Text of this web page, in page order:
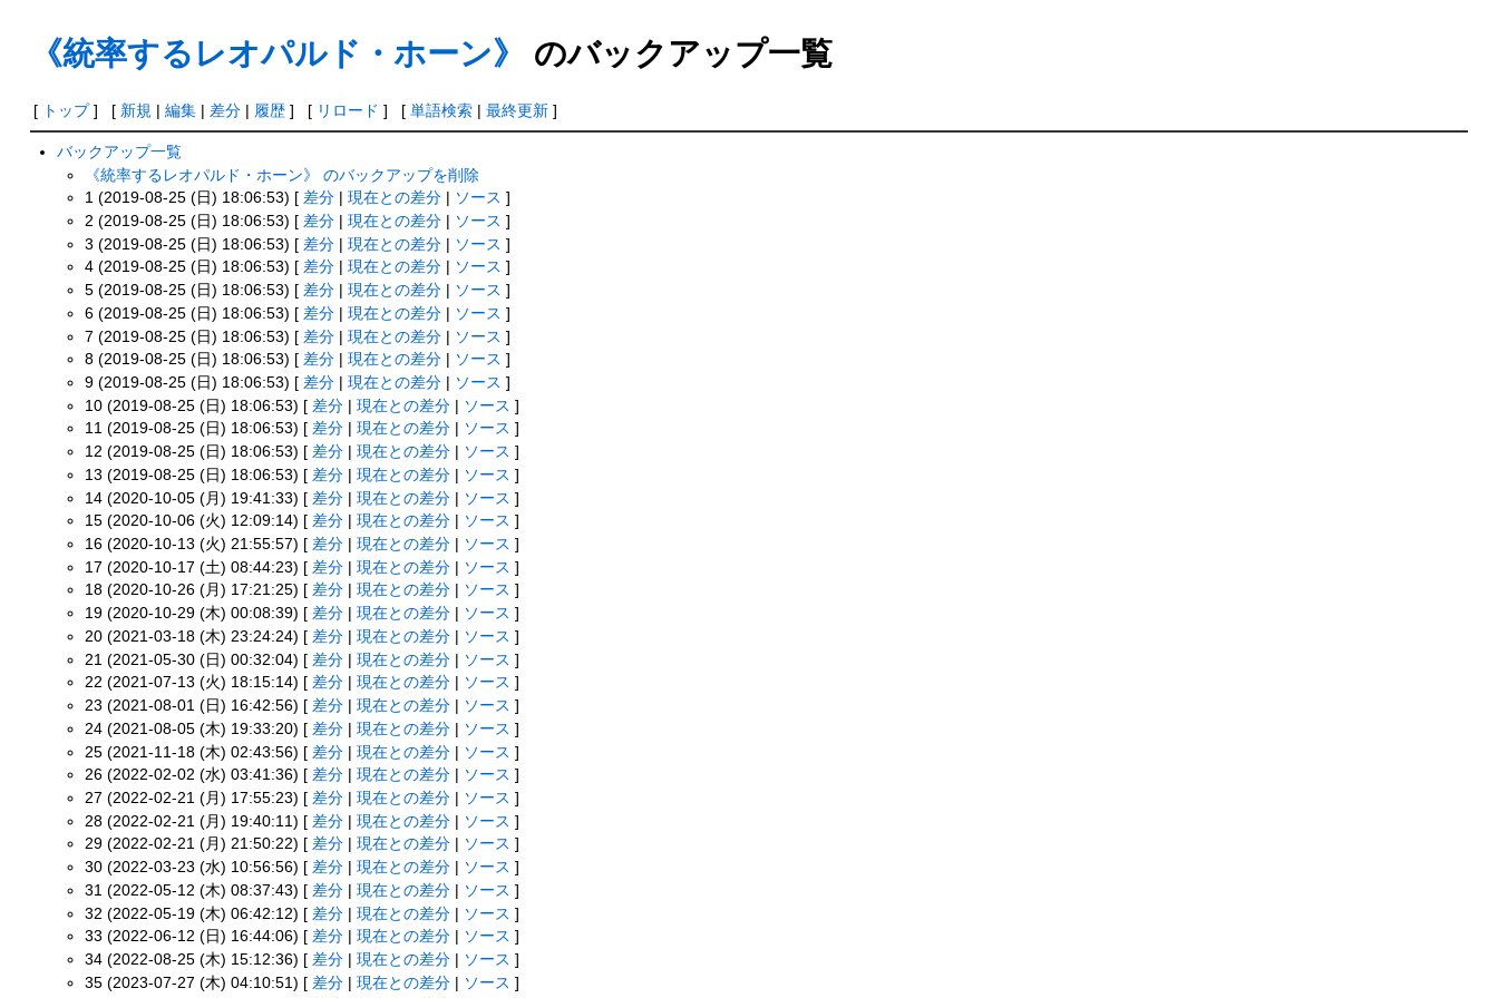
《統率するレオパルド・ホーン》 のバックアップ一覧
[ トップ] [ 新規| 編集| 差分| 履歴] [ リロード ] [ 単語検索| 最終更新]
バックアップ一覧
《統率するレオパルド・ホーン》 のバックアップを削除
1 (2019-08-25 (日) 18:06:53) [ 差分| 現在との差分| ソース ]
2 (2019-08-25 (日) 18:06:53) [ 差分| 現在との差分| ソース ]
3 (2019-08-25 (日) 18:06:53) [ 差分| 現在との差分| ソース ]
4 (2019-08-25 (日) 18:06:53) [ 差分| 現在との差分| ソース ]
5 (2019-08-25 (日) 18:06:53) [ 差分| 現在との差分| ソース ]
6 (2019-08-25 (日) 18:06:53) [ 差分| 現在との差分| ソース ]
7 (2019-08-25 (日) 18:06:53) [ 差分| 現在との差分| ソース ]
8 (2019-08-25 (日) 18:06:53) [ 差分| 現在との差分| ソース ]
9 (2019-08-25 (日) 18:06:53) [ 差分| 現在との差分| ソース ]
10 (2019-08-25 (日) 18:06:53) [ 差分| 現在との差分| ソース ]
11 (2019-08-25 (日) 18:06:53) [ 差分| 現在との差分| ソース ]
12 (2019-08-25 (日) 18:06:53) [ 差分| 現在との差分| ソース ]
13 (2019-08-25 (日) 18:06:53) [ 差分| 現在との差分| ソース ]
14 (2020-10-05 (月) 19:41:33) [ 差分| 現在との差分| ソース ]
15 (2020-10-06 (火) 12:09:14) [ 差分| 現在との差分| ソース ]
16 (2020-10-13 (火) 21:55:57) [ 差分| 現在との差分| ソース ]
17 (2020-10-17 (土) 08:44:23) [ 差分| 現在との差分| ソース ]
18 (2020-10-26 (月) 17:21:25) [ 差分| 現在との差分| ソース ]
19 (2020-10-29 (木) 00:08:39) [ 差分| 現在との差分| ソース ]
20 (2021-03-18 (木) 23:24:24) [ 差分| 現在との差分| ソース ]
21 (2021-05-30 (日) 00:32:04) [ 差分| 現在との差分| ソース ]
22 (2021-07-13 (火) 18:15:14) [ 差分| 現在との差分| ソース ]
23 (2021-08-01 (日) 16:42:56) [ 差分| 現在との差分| ソース ]
24 (2021-08-05 (木) 19:33:20) [ 差分| 現在との差分| ソース ]
25 (2021-11-18 (木) 02:43:56) [ 差分| 現在との差分| ソース ]
26 (2022-02-02 (水) 03:41:36) [ 差分| 現在との差分| ソース ]
27 (2022-02-21 (月) 17:55:23) [ 差分| 現在との差分| ソース ]
28 (2022-02-21 (月) 19:40:11) [ 差分| 現在との差分| ソース ]
29 (2022-02-21 (月) 21:50:22) [ 差分| 現在との差分| ソース ]
30 (2022-03-23 (水) 10:56:56) [ 差分| 現在との差分| ソース ]
31 (2022-05-12 (木) 08:37:43) [ 差分| 現在との差分| ソース ]
32 (2022-05-19 (木) 06:42:12) [ 差分| 現在との差分| ソース ]
33 (2022-06-12 (日) 16:44:06) [ 差分| 現在との差分| ソース ]
34 (2022-08-25 (木) 15:12:36) [ 差分| 現在との差分| ソース ]
35 (2023-07-27 (木) 04:10:51) [ 差分| 現在との差分| ソース ]